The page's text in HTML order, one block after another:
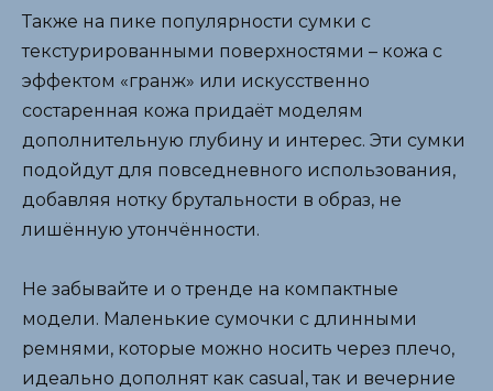
Также на пике популярности сумки с
текстурированными поверхностями – кожа с
эффектом «гранж» или искусственно
состаренная кожа придаёт моделям
дополнительную глубину и интерес. Эти сумки
подойдут для повседневного использования,
добавляя нотку брутальности в образ, не
лишённую утончённости.
Не забывайте и о тренде на компактные
модели. Маленькие сумочки с длинными
ремнями, которые можно носить через плечо,
идеально дополнят как casual, так и вечерние